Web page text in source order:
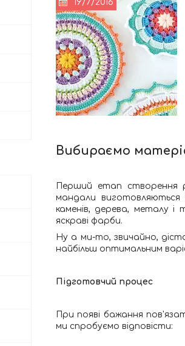
19/7/2016
Вибираємо
Перший етап створення
мандали виготовляються
каменів, дерева, металу і
яскраві фарби.
Ну а ми-то, звичайно,
найбільш оптимальним
Підготовчий процес
При появі бажання
ми спробуємо відповісти: